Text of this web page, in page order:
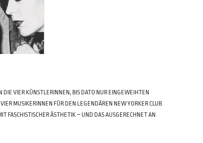
DIE VIER KÜNSTLERINNEN, BIS DATO NUR EINGEWEIHTEN
MUSIKERINNEN FÜR DEN LEGENDÄREN NEW YORKER CLUB
FASCHISTISCHER ÄSTHETIK – UND DAS AUSGERECHNET AN